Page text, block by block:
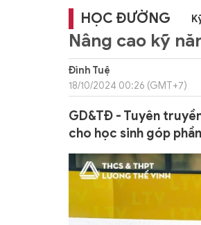
HỌC ĐƯỜNG
Nâng cao kỹ
Đình Tuệ
18/10/2024 00:26 (GMT+7)
GD&TĐ - Tuyên
cho học sinh góp